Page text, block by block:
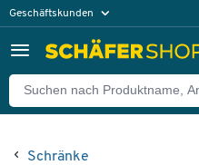
Geschäftskunden
Schränke